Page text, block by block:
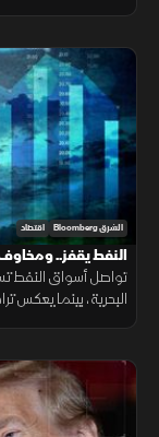
الشرق Bloomberg اقتصاد
النفط يقفز..
تواصل أسواق النفط
البحرية، بينما يعكس